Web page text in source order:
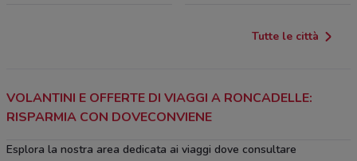
Tutte le città
VOLANTINI E OFFERTE DI VIAGGI A RONCADELLE:
RISPARMIA CON DOVECONVIENE
Esplora la nostra area dedicata ai viaggi dove consultare